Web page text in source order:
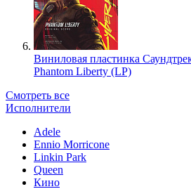
Виниловая пластинка
Phantom Liberty (LP)
Смотреть все
Исполнители
Adele
Ennio Morricone
Linkin Park
Queen
Кино